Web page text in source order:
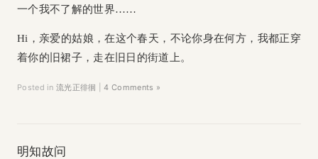
一个我不了解的世界……
Hi，亲爱的姑娘，在这个春天，不论你身在何方，我都正穿
着你的旧裙子，走在旧日的街道上。
Posted in 流光正徘徊 |4 Comments »
明知故问